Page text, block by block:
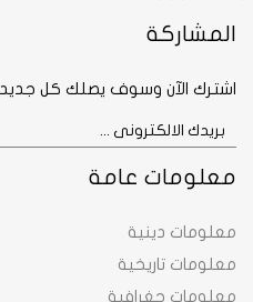
معلومات عامة
معلومات دينية
معلومات تاريخية
معلومات جغرافية
المشاركة
اشترك الآن وسوف يصلك كل جديد